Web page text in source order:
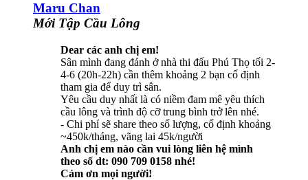
Maru Chan
Mới Tập Cầu Lông
Dear các anh chị em!
Sân mình đang đánh ở nhà thi đấu Phú Thọ tối 2-
4-6 (20h-22h) cần thêm khoảng 2 bạn cố định
tham gia để duy trì sân.
Yêu cầu duy nhất là có niềm đam mê yêu thích
cầu lông và trình độ cỡ trung bình trở lên nhé.
- Chi phí sẽ share theo số lượng, cố định khoảng
~450k/tháng, vãng lai 45k/người
Anh chị em nào cần vui lòng liên hệ mình
theo số dt: 090 709 0158 nhé!
Cảm ơn mọi người!